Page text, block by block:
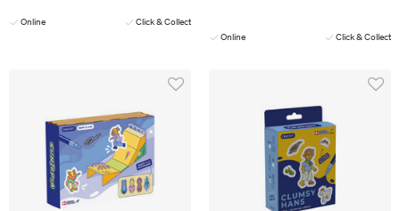
Online
Click & Collect
Online
Click & Collect